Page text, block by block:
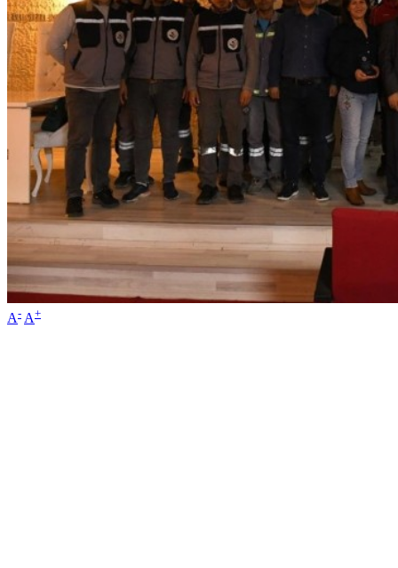
A- A+